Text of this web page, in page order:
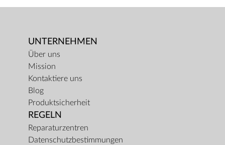
UNTERNEHMEN
Über uns
Mission
Kontaktiere uns
Blog
Produktsicherheit
REGELN
Reparaturzentren
Datenschutzbestimmungen